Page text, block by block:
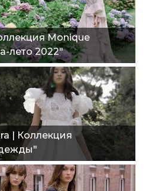
Monique
лето 2022"
| Коллекция